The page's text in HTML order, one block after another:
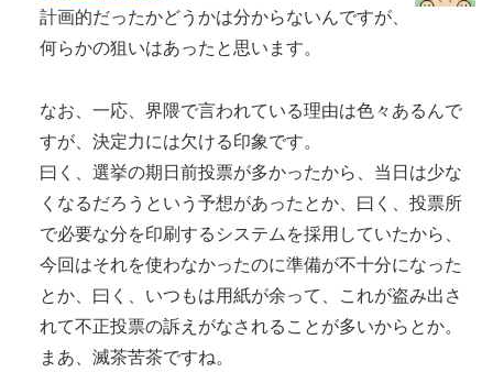
計画的だったかどうかは分からないんですが、
何らかの狙いはあったと思います。
なお、一応、界隈で言われている理由は色々あるんで
すが、決定力には欠ける印象です。
曰く、選挙の期日前投票が多かったから、当日は少な
くなるだろうという予想があったとか、曰く、投票所
で必要な分を印刷するシステムを採用していたから、
今回はそれを使わなかったのに準備が不十分になった
とか、曰く、いつもは用紙が余って、これが盗み出さ
れて不正投票の訴えがなされることが多いからとか。
まあ、滅茶苦茶ですね。